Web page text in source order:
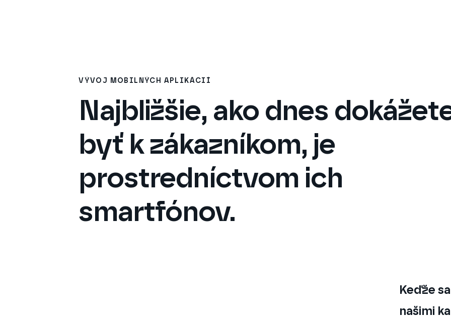
VÝVOJ MOBILNÝCH APLIKÁCIÍ
Najbližšie, ako dnes
byť k zákazníkom, je
prostredníctvom ich
smartfónov.
Keďže
našimi